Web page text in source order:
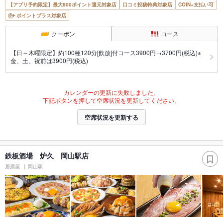
【アプリ予約限定】最大800ポイント還元対象店 口コミ投稿特典対象店
COIN+支払い可
ポイントプラス対象店
クーポン コース
【日～木曜限定】約100種120分[飲放]付コース3900円→3700円(税込)※
金、土、祝前は3900円(税込)
カレンダーの更新に失敗しました。
下記ボタンを押して空席状況を更新してください。
空席状況を更新する
鉄板酒場 炉久 岡山駅店
居酒屋 岡山駅